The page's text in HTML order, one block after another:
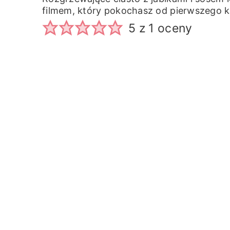
filmem, który pokochasz od pierwszego
5 z 1 oceny